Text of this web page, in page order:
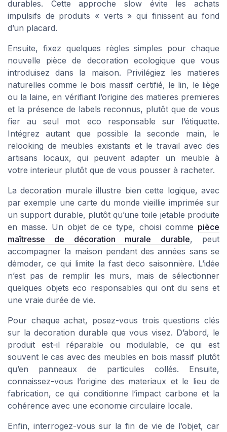
durables. Cette approche slow évite les achats
impulsifs de produits « verts » qui finissent au fond
d’un placard.
Ensuite, fixez quelques règles simples pour chaque
nouvelle pièce de decoration ecologique que vous
introduisez dans la maison. Privilégiez les matieres
naturelles comme le bois massif certifié, le lin, le liège
ou la laine, en vérifiant l’origine des matieres premieres
et la présence de labels reconnus, plutôt que de vous
fier au seul mot eco responsable sur l’étiquette.
Intégrez autant que possible la seconde main, le
relooking de meubles existants et le travail avec des
artisans locaux, qui peuvent adapter un meuble à
votre interieur plutôt que de vous pousser à racheter.
La decoration murale illustre bien cette logique, avec
par exemple une carte du monde vieillie imprimée sur
un support durable, plutôt qu’une toile jetable produite
en masse. Un objet de ce type, choisi comme pièce
maîtresse de décoration murale durable, peut
accompagner la maison pendant des années sans se
démoder, ce qui limite la fast deco saisonnière. L’idée
n’est pas de remplir les murs, mais de sélectionner
quelques objets eco responsables qui ont du sens et
une vraie durée de vie.
Pour chaque achat, posez-vous trois questions clés
sur la decoration durable que vous visez. D’abord, le
produit est-il réparable ou modulable, ce qui est
souvent le cas avec des meubles en bois massif plutôt
qu’en panneaux de particules collés. Ensuite,
connaissez-vous l’origine des materiaux et le lieu de
fabrication, ce qui conditionne l’impact carbone et la
cohérence avec une economie circulaire locale.
Enfin, interrogez-vous sur la fin de vie de l’objet, car